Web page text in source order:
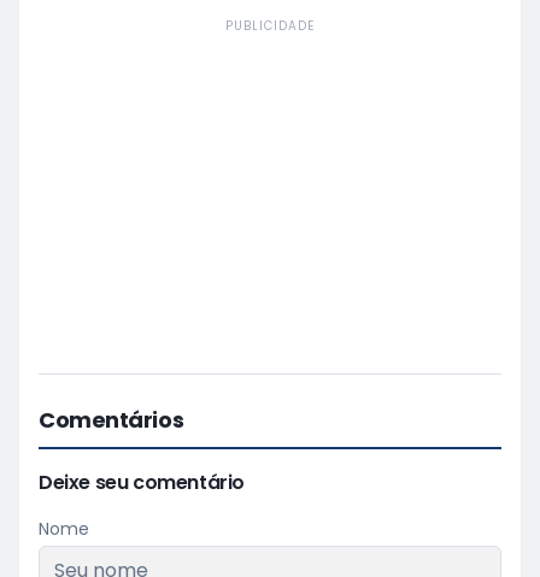
PUBLICIDADE
Comentários
Deixe seu comentário
Nome